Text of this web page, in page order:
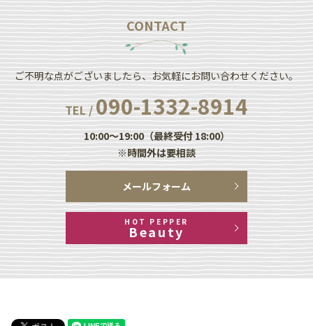
CONTACT
ご不明な点がございましたら、お気軽にお問い合わせください。
TEL /090-1332-8914
10:00～19:00（最終受付 18:00）
※時間外は要相談
メールフォーム
HOT PEPPER
Beauty